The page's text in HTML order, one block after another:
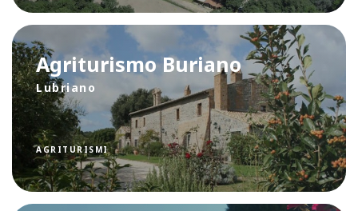
Agriturismo Buriano
Lubriano
AGRITURISMI